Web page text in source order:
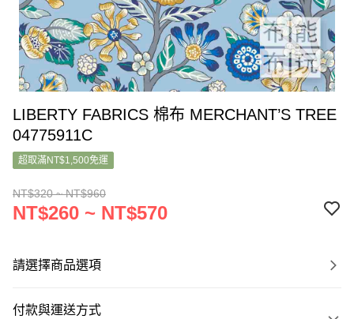
LIBERTY FABRICS 棉布 MERCHANT’S TREE
04775911C
超取滿NT$1,500免運
NT$320 ~ NT$960
NT$260 ~ NT$570
請選擇商品選項
付款與運送方式